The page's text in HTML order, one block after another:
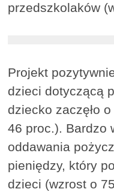
przedszkolaków
Projekt
dzieci dotyczącą
dziecko zaczęło
46 proc.). Bardzo
oddawania
pieniędzy, który
dzieci (wzrost o